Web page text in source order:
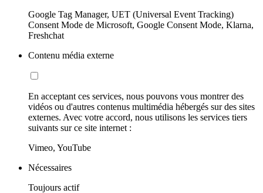
Google Tag Manager, UET (Universal Event Tracking)
Consent Mode de Microsoft, Google Consent Mode, Klarna,
Freshchat
Contenu média externe
En acceptant ces services, nous pouvons vous montrer des
vidéos ou d'autres contenus multimédia hébergés sur des sites
externes. Avec votre accord, nous utilisons les services tiers
suivants sur ce site internet :
Vimeo, YouTube
Nécessaires
Toujours actif